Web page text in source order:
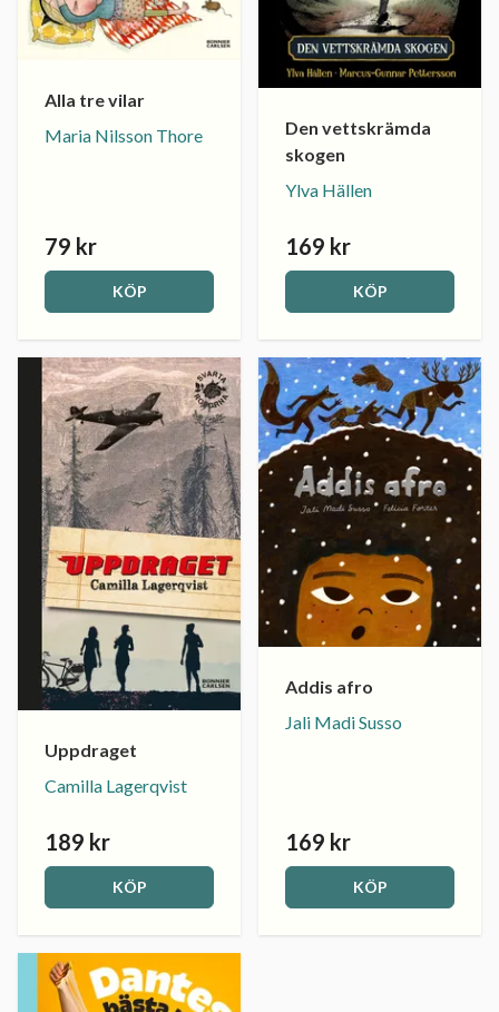
Alla tre vilar
Maria Nilsson Thore
79 kr
KÖP
Den vettskrämda
skogen
Ylva Hällen
169 kr
KÖP
Uppdraget
Camilla Lagerqvist
189 kr
KÖP
Addis afro
Jali Madi Susso
169 kr
KÖP